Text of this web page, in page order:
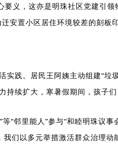
要义，这亦是明珠社区党建引领
安置小区居住环境较差的刻板
实践。居民王阿姨主动组建“
持续扩大，寒暑假期间，孩子
“邻里能人”参与“和睦明珠议
们以多元举措激活群众治理